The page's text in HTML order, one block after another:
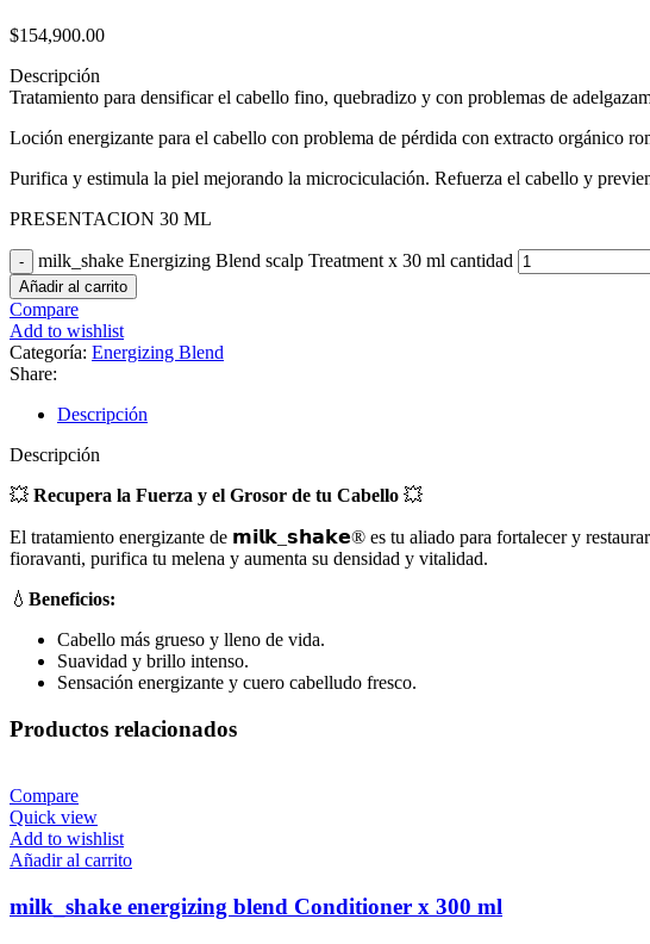
$154,900.00
Descripción
Tratamiento para densificar el cabello fino, quebradizo y con problemas de
Loción energizante para el cabello con problema de pérdida con extracto orgánico
Purifica y estimula la piel mejorando la microciculación. Refuerza el cabello y
PRESENTACION 30 ML
milk_shake Energizing Blend scalp Treatment x 30 ml cantidad
Añadir al carrito
Compare
Add to wishlist
Categoría: Energizing Blend
Share:
Descripción
Descripción
💥 Recupera la Fuerza y el Grosor de tu Cabello 💥
El tratamiento energizante de 𝗺𝗶𝗹𝗸_𝘀𝗵𝗮𝗸𝗲® es tu aliado para fortalecer y
fioravanti, purifica tu melena y aumenta su densidad y vitalidad.
💧 Beneficios:
Cabello más grueso y lleno de vida.
Suavidad y brillo intenso.
Sensación energizante y cuero cabelludo fresco.
Productos relacionados
Compare
Quick view
Add to wishlist
Añadir al carrito
milk_shake energizing blend Conditioner x 300 ml